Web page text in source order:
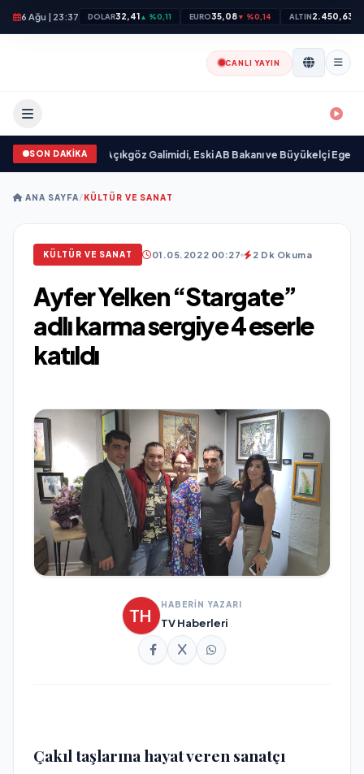
6 Ağu | 23:37 DOLAR32,41▲ %0,11 EURO35,08▼ %0,14 ALTIN2.450,63
CANLI YAYIN
SON DAKİKA
•Ali Emre Açıkgöz Galimidi, Eski AB Bakanı ve Büyükelçi Egemen
ANA SAYFA/KÜLTÜR VE SANAT
KÜLTÜR VE SANAT 01.05.2022 00:27 2 Dk Okuma
Ayfer Yelken “Stargate”
adlı karma sergiye 4 eserle
katıldı
HABERİN YAZARI
TV Haberleri
Çakıl taşlarına hayat veren sanatçı